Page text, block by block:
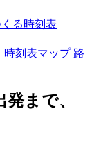
る時刻表
時刻表マップ 路
まで、